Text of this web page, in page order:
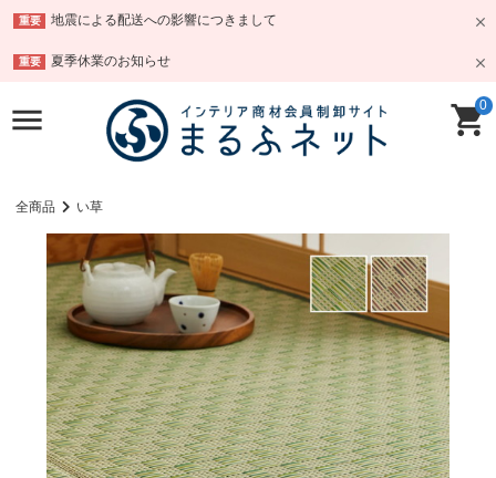
重要 地震による配送への影響につきまして
重要 夏季休業のお知らせ
0
全商品 い草